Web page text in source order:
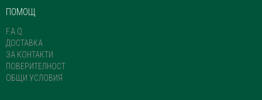
ПОМОЩ
F.A.Q.
ДОСТАВКА
ЗА КОНТАКТИ
ПОВЕРИТЕЛНОСТ
ОБЩИ УСЛОВИЯ